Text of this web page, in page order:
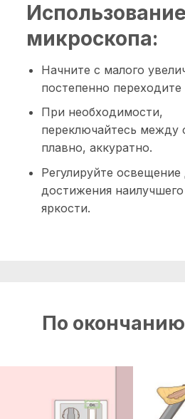
Использование
микроскопа:
Начните с малого
постепенно
При необходимости,
переключайтесь между
плавно, аккуратно.
Регулируйте освещение
достижения
яркости.
По